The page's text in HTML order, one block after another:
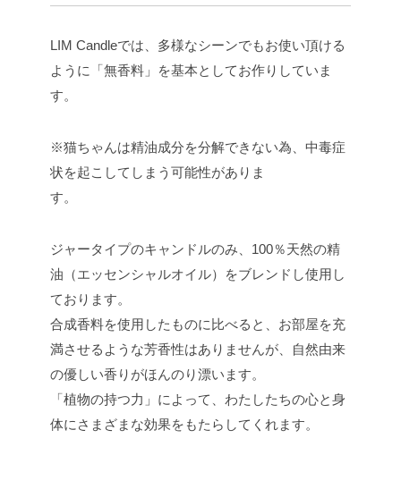
LIM Candleでは、多様なシーンでもお使い頂ける
ように「無香料」を基本としてお作りしていま
す。
※猫ちゃんは精油成分を分解できない為、中毒症
状を起こしてしまう可能性がありま
す。
ジャータイプのキャンドルのみ、100％天然の精
油（エッセンシャルオイル）をブレンドし使用し
ております。
合成香料を使用したものに比べると、お部屋を充
満させるような芳香性はありませんが、自然由来
の優しい香りがほんのり漂います。
「植物の持つ力」によって、わたしたちの心と身
体にさまざまな効果をもたらしてくれます。